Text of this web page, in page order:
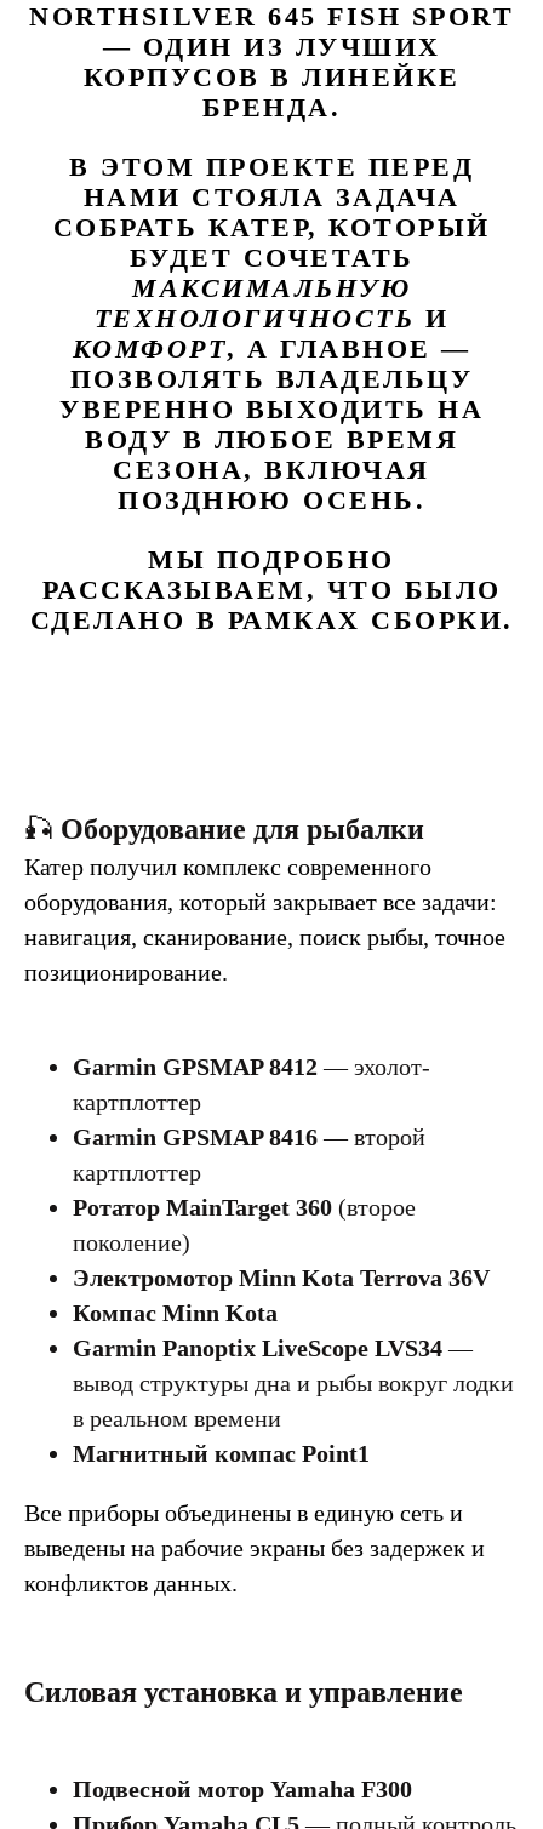
NORTHSILVER 645 FISH SPORT
— ОДИН ИЗ ЛУЧШИХ
КОРПУСОВ В ЛИНЕЙКЕ
БРЕНДА.
В ЭТОМ ПРОЕКТЕ ПЕРЕД
НАМИ СТОЯЛА ЗАДАЧА
СОБРАТЬ КАТЕР, КОТОРЫЙ
БУДЕТ СОЧЕТАТЬ
МАКСИМАЛЬНУЮ
ТЕХНОЛОГИЧНОСТЬ И
КОМФОРТ, А ГЛАВНОЕ —
ПОЗВОЛЯТЬ ВЛАДЕЛЬЦУ
УВЕРЕННО ВЫХОДИТЬ НА
ВОДУ В ЛЮБОЕ ВРЕМЯ
СЕЗОНА, ВКЛЮЧАЯ
ПОЗДНЮЮ ОСЕНЬ.
МЫ ПОДРОБНО
РАССКАЗЫВАЕМ, ЧТО БЫЛО
СДЕЛАНО В РАМКАХ СБОРКИ.
🎣 Оборудование для рыбалки
Катер получил комплекс современного
оборудования, который закрывает все задачи:
навигация, сканирование, поиск рыбы, точное
позиционирование.
Garmin GPSMAP 8412— эхолот-
картплоттер
Garmin GPSMAP 8416— второй
картплоттер
Ротатор MainTarget 360 (второе
поколение)
Электромотор Minn Kota Terrova 36V
Компас Minn Kota
Garmin Panoptix LiveScope LVS34—
вывод структуры дна и рыбы вокруг лодки
в реальном времени
Магнитный компас Point1
Все приборы объединены в единую сеть и
выведены на рабочие экраны без задержек и
конфликтов данных.
Силовая установка и управление
Подвесной мотор Yamaha F300